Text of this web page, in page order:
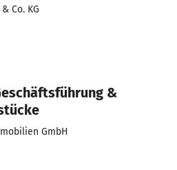
Co. KG
&
GmbH